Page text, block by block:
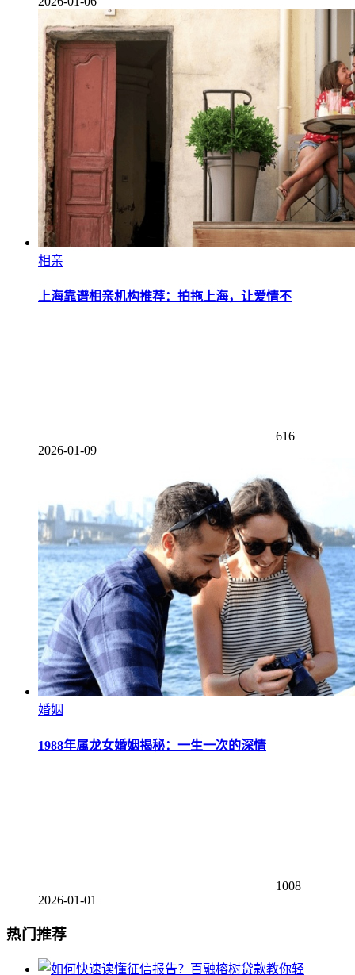
相亲
上海靠谱相亲机构推荐：拍拖上海，让爱情不
616
2026-01-09
婚姻
1988年属龙女婚姻揭秘：一生一次的深情
1008
2026-01-01
热门推荐